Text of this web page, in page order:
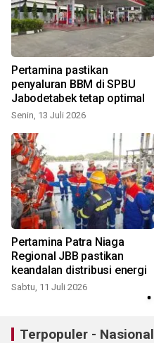
Pertamina pastikan
penyaluran BBM di SPBU
Jabodetabek tetap optimal
Senin, 13 Juli 2026
Pertamina Patra Niaga
Regional JBB pastikan
keandalan distribusi energi
Sabtu, 11 Juli 2026
Terpopuler - Nasional